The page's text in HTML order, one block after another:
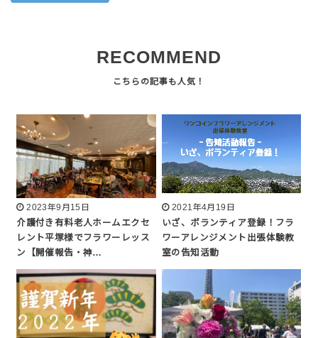
RECOMMEND
2023年9月15日
介護付き有料老人ホームエクセ
レント平塚様でフラワーレッス
ン【開催報告・神…
2021年4月19日
いざ、ボランティア登録！フラ
ワーアレンジメント出張体験教
室の告知活動